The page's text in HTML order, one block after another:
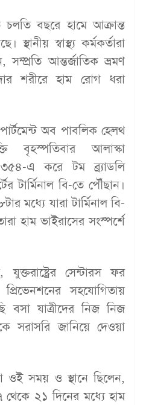
বছরে হামে আক্রান্ত
স্বাস্থ্য কর্মকর্তারা
সম্প্রতি আন্তর্জাতিক ভ্রমণ
শরীরে হাম রোগ ধরা
অব পাবলিক হেলথ
বৃহস্পতিবার আলাস্কা
এ করে টম ব্র্যাডলি
টার্মিনাল বি-তে পৌঁছান।
মধ্যে যারা টার্মিনাল বি-
হাম ভাইরাসের সংস্পর্শে
যুক্তরাষ্ট্রের সেন্টারস ফর
সহযোগিতায়
বসা যাত্রীদের নিজ নিজ
সরাসরি জানিয়ে দেওয়া
ওই সময় ও স্থানে ছিলেন,
২১ দিনের মধ্যে হাম